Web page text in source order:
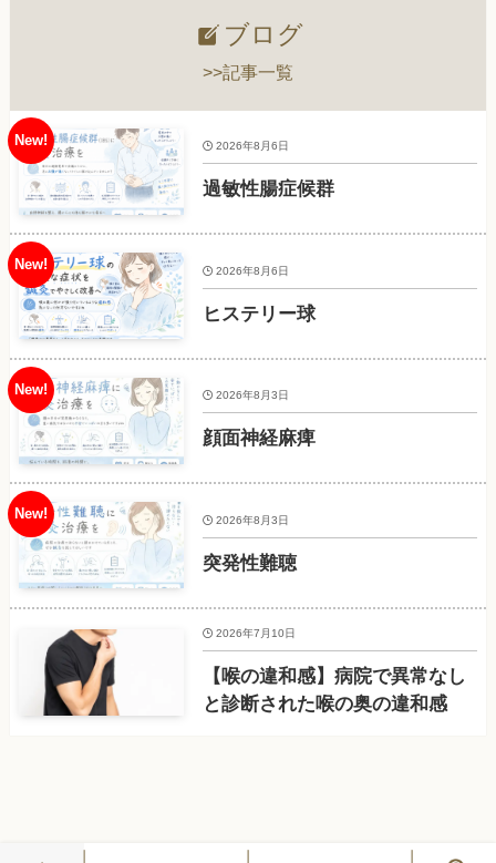
ブログ
>>記事一覧
過敏性腸症候群
2026年8月6日
ヒステリー球
2026年8月6日
顔面神経麻痺
2026年8月3日
突発性難聴
2026年8月3日
【喉の違和感】病院で異常なし
と診断された喉の奥の違和感
2026年7月10日